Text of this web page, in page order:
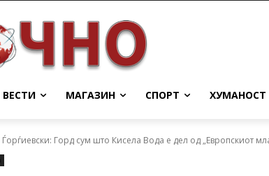
ВЕСТИ МАГАЗИН СПОРТ ХУМАНОСТ
Ѓорѓиевски: Горд сум што Кисела Вода е дел од „Европскиот